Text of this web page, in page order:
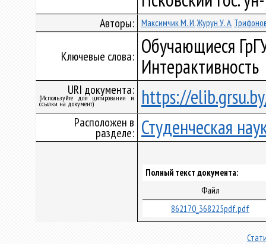
Авторы: Максимчик М. И.Журун У. А.
Ключевые слова: Обучающиеся
Интерактивность
URI документа:
(Используйте для цитирования и
ссылки на документ) https://
Расположен в
разделе: Студенческая
Полный текст документа:
Файл
862170_368225pdf.pdf